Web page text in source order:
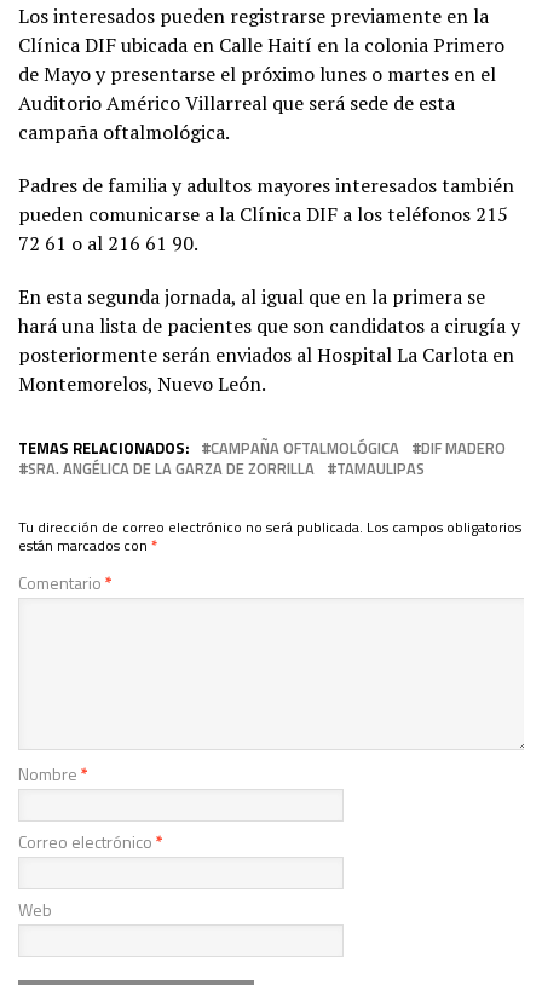
Los interesados pueden registrarse previamente en la
Clínica DIF ubicada en Calle Haití en la colonia Primero
de Mayo y presentarse el próximo lunes o martes en el
Auditorio Américo Villarreal que será sede de esta
campaña oftalmológica.
Padres de familia y adultos mayores interesados también
pueden comunicarse a la Clínica DIF a los teléfonos 215
72 61 o al 216 61 90.
En esta segunda jornada, al igual que en la primera se
hará una lista de pacientes que son candidatos a cirugía y
posteriormente serán enviados al Hospital La Carlota en
Montemorelos, Nuevo León.
TEMAS RELACIONADOS: CAMPAÑA OFTALMOLÓGICA
DIF MADERO
SRA. ANGÉLICA DE LA GARZA DE ZORRILLA
TAMAULIPAS
Tu dirección de correo electrónico no será publicada. Los campos obligatorios
están marcados con *
Comentario*
Nombre*
Correo electrónico*
Web